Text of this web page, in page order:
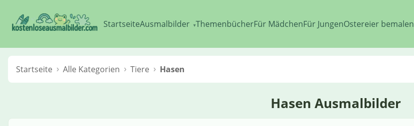
StartseiteAusmalbilder ▾ThemenbücherFür MädchenFür JungenOstereier bemalen
Startseite Alle Kategorien Tiere Hasen
Hasen Ausmalbilder